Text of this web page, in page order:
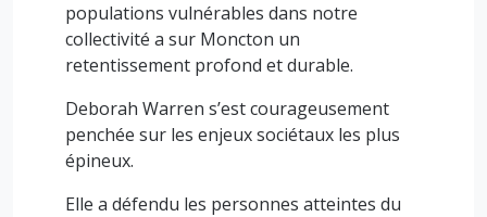
populations vulnérables dans notre
collectivité a sur Moncton un
retentissement profond et durable.
Deborah Warren s’est courageusement
penchée sur les enjeux sociétaux les plus
épineux.
Elle a défendu les personnes atteintes du